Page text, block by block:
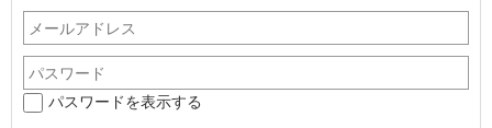
パスワードを表示する